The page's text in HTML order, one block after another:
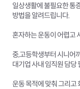
일상생활에 불필요한 통
방법을 알려드립니다.
혼자하는 운동이 어렵고
중,고등학생부터 시니어
대기업 사내 임직원 담당
운동 목적에 맞춰 그리고